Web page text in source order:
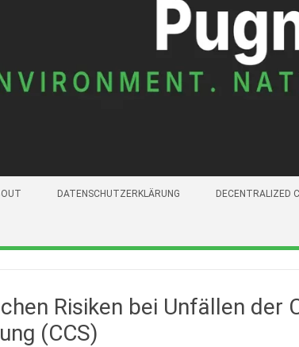
DATENSCHUTZERKLÄRUNG DECENTRALIZED
Risiken bei Unfällen der
(CCS)